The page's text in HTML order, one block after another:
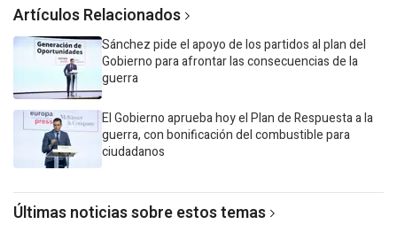
Artículos Relacionados
Sánchez pide el apoyo de los partidos al plan del
Gobierno para afrontar las consecuencias de la
guerra
El Gobierno aprueba hoy el Plan de Respuesta a la
guerra, con bonificación del combustible para
ciudadanos
Últimas noticias sobre estos temas